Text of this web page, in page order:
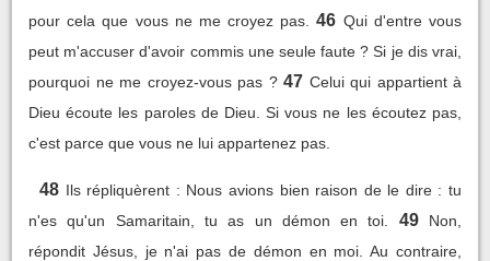
pour cela que vous ne me croyez pas.
46 Qui d'entre vous
peut m'accuser d'avoir commis une seule faute ? Si je dis vrai,
pourquoi ne me croyez-vous pas ? 47 Celui qui appartient à
Dieu écoute les paroles de Dieu. Si vous ne les écoutez pas,
c'est parce que vous ne lui appartenez pas.
48 Ils répliquèrent : Nous avions bien raison de le dire : tu
n'es qu'un Samaritain, tu as un démon en toi.
49
Non,
répondit Jésus, je n'ai pas de démon en moi. Au contraire,